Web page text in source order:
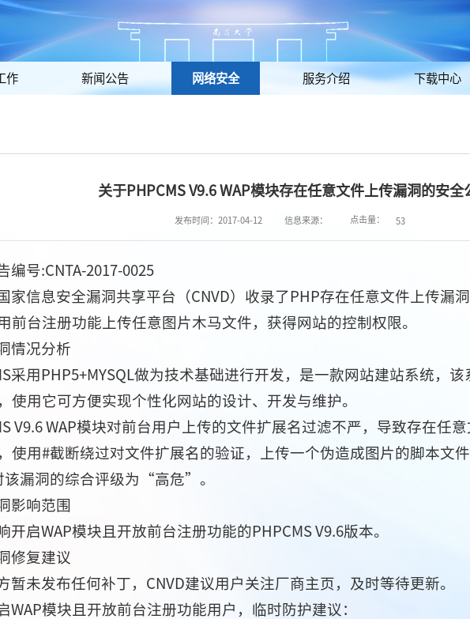
作 新闻公告 网络安全 服务介绍 下载中心
关于PHPCMS V9.6 WAP模块存在任意文件上传漏洞的安全
发布时间：2017-04-12 信息来源： 点击量： 53
编号:CNTA-2017-0025
家信息安全漏洞共享平台（CNVD）收录了PHP存在任意文件上传漏
前台注册功能上传任意图片木马文件，获得网站的控制权限。
情况分析
采用PHP5+MYSQL做为技术基础进行开发，是一款网站建站系统，
使用它可方便实现个性化网站的设计、开发与维护。
V9.6 WAP模块对前台用户上传的文件扩展名过滤不严，导致存在任
使用#截断绕过对文件扩展名的验证，上传一个伪造成图片的脚本文
该漏洞的综合评级为“高危”。
影响范围
开启WAP模块且开放前台注册功能的PHPCMS V9.6版本。
修复建议
暂未发布任何补丁，CNVD建议用户关注厂商主页，及时等待更新。
WAP模块且开放前台注册功能用户，临时防护建议：